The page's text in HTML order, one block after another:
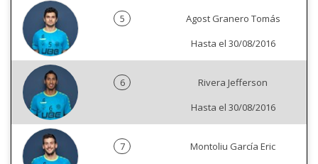
5
Agost Granero Tomás
Hasta el 30/08/2016
6
Rivera Jefferson
Hasta el 30/08/2016
7
Montoliu García Eric